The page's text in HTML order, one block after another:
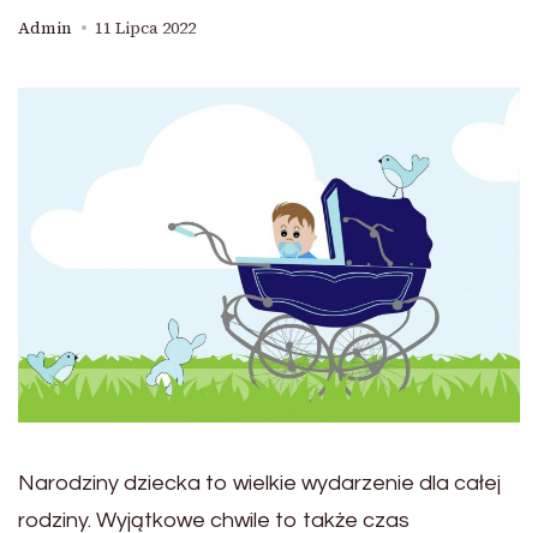
Admin 11 Lipca 2022
Narodziny dziecka to wielkie wydarzenie dla całej
rodziny. Wyjątkowe chwile to także czas